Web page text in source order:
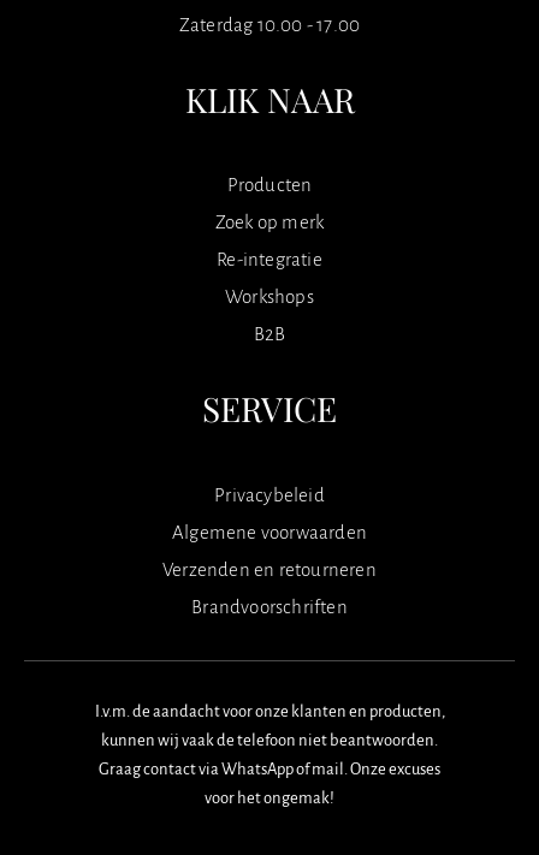
Zaterdag 10.00 - 17.00
KLIK NAAR
Producten
Zoek op merk
Re-integratie
Workshops
B2B
SERVICE
Privacybeleid
Algemene voorwaarden
Verzenden en retourneren
Brandvoorschriften
I.v.m. de aandacht voor onze klanten en producten,
kunnen wij vaak de telefoon niet beantwoorden.
Graag contact via WhatsApp of mail. Onze excuses
voor het ongemak!